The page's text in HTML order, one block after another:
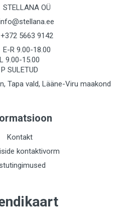
STELLANA OÜ
+372 5663 9142
E-R 9.00-18.00
L 9.00-15.00
P SULETUD
Tapa vald, Lääne-Viru maakond
Kontakt
kontaktivorm